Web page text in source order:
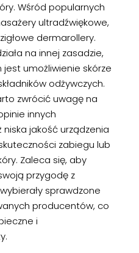
Wśród popularnych
ultradźwiękowe,
dermarollery.
na innej zasadzie,
umożliwienie skórze
odżywczych.
zwrócić uwagę na
innych
jakość urządzenia
zabiegu lub
Zaleca się, aby
przygodę z
wybierały sprawdzone
producentów, co
i